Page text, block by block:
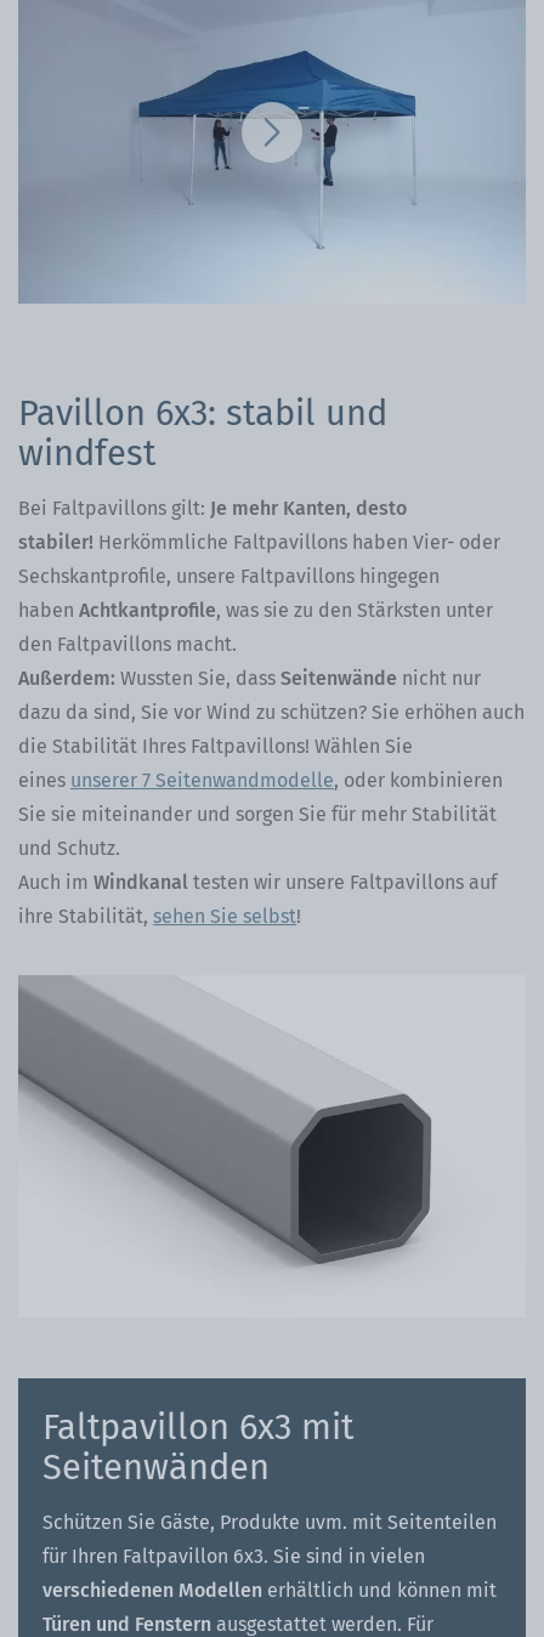
Pavillon 6x3: stabil und
windfest
Bei Faltpavillons gilt: Je mehr Kanten, desto
stabiler! Herkömmliche Faltpavillons haben Vier- oder
Sechskantprofile, unsere Faltpavillons hingegen
haben Achtkantprofile, was sie zu den Stärksten unter
den Faltpavillons macht.
Außerdem: Wussten Sie, dass Seitenwände nicht nur
dazu da sind, Sie vor Wind zu schützen? Sie erhöhen auch
die Stabilität Ihres Faltpavillons! Wählen Sie
eines unserer 7 Seitenwandmodelle, oder kombinieren
Sie sie miteinander und sorgen Sie für mehr Stabilität
und Schutz.
Auch im Windkanal testen wir unsere Faltpavillons auf
ihre Stabilität, sehen Sie selbst!
Faltpavillon 6x3 mit
Seitenwänden
Schützen Sie Gäste, Produkte uvm. mit Seitenteilen
für Ihren Faltpavillon 6x3. Sie sind in vielen
verschiedenen Modellen erhältlich und können mit
Türen und Fenstern ausgestattet werden. Für